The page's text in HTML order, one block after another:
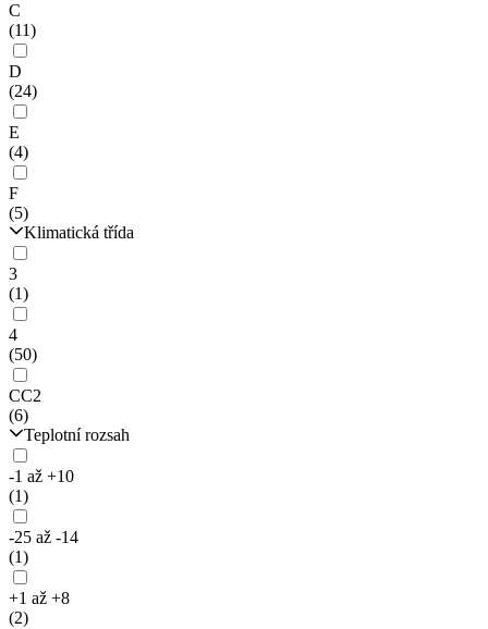
C
(11)
D
(24)
E
(4)
F
(5)
Klimatická třída
3
(1)
4
(50)
CC2
(6)
Teplotní rozsah
-1 až +10
(1)
-25 až -14
(1)
+1 až +8
(2)